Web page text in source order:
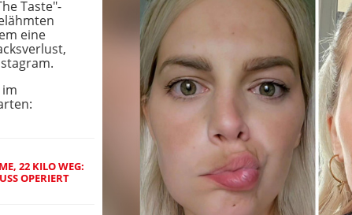
Taste"-
eine
22 KILO WEG:
OPERIERT